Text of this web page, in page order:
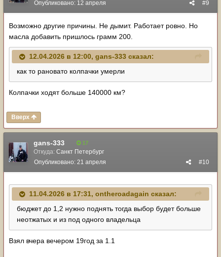
#9
Опубликовано: 12 апреля
Возможно другие причины. Не дымит. Работает ровно. Но
масла добавить пришлось грамм 200.
12.04.2026 в 12:00, gans-333 сказал:
как то рановато колпачки умерли
Колпачки ходят больше 140000 км?
Вверх
gans-333 17
Откуда: Санкт Петербург
#10
Опубликовано: 21 апреля
11.04.2026 в 17:31, ontheroadagain сказал:
бюджет до 1,2 нужно поднять тогда выбор будет больше
неотжатых и из под одного владельца
Взял вчера вечером 19год за 1.1